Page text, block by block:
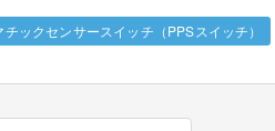
ックセンサースイッチ（PPSスイッチ）